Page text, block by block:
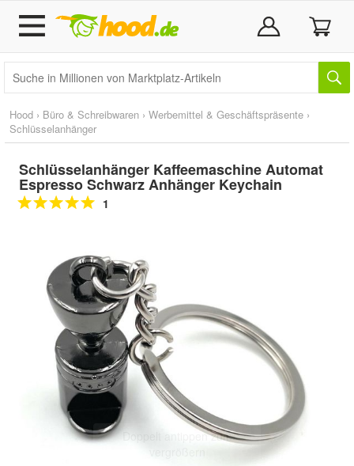
Hood › Büro & Schreibwaren › Werbemittel & Geschäftspräsente ›
Schlüsselanhänger
Schlüsselanhänger Kaffeemaschine Automat
Espresso Schwarz Anhänger Keychain
1
Doppelt antippen zum